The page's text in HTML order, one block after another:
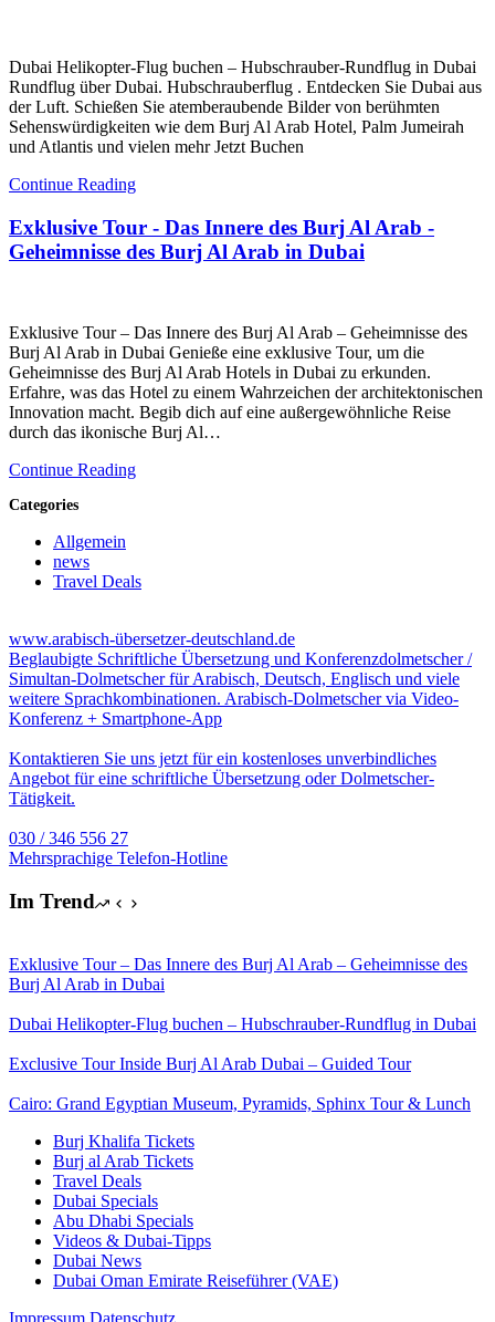
Dubai Helikopter-Flug buchen – Hubschrauber-Rundflug in Dubai
Rundflug über Dubai. Hubschrauberflug . Entdecken Sie Dubai aus
der Luft. Schießen Sie atemberaubende Bilder von berühmten
Sehenswürdigkeiten wie dem Burj Al Arab Hotel, Palm Jumeirah
und Atlantis und vielen mehr Jetzt Buchen
Continue Reading
Exklusive Tour - Das Innere des Burj Al Arab -
Geheimnisse des Burj Al Arab in Dubai
Exklusive Tour – Das Innere des Burj Al Arab – Geheimnisse des
Burj Al Arab in Dubai Genieße eine exklusive Tour, um die
Geheimnisse des Burj Al Arab Hotels in Dubai zu erkunden.
Erfahre, was das Hotel zu einem Wahrzeichen der architektonischen
Innovation macht. Begib dich auf eine außergewöhnliche Reise
durch das ikonische Burj Al…
Continue Reading
Categories
Allgemein
news
Travel Deals
www.arabisch-übersetzer-deutschland.de
Beglaubigte Schriftliche Übersetzung und Konferenzdolmetscher /
Simultan-Dolmetscher für Arabisch, Deutsch, Englisch und viele
weitere Sprachkombinationen. Arabisch-Dolmetscher via Video-
Konferenz + Smartphone-App
Kontaktieren Sie uns jetzt für ein kostenloses unverbindliches
Angebot für eine schriftliche Übersetzung oder Dolmetscher-
Tätigkeit.
030 / 346 556 27
Mehrsprachige Telefon-Hotline
Im Trend
Exklusive Tour – Das Innere des Burj Al Arab – Geheimnisse des
Burj Al Arab in Dubai
Dubai Helikopter-Flug buchen – Hubschrauber-Rundflug in Dubai
Exclusive Tour Inside Burj Al Arab Dubai – Guided Tour
Cairo: Grand Egyptian Museum, Pyramids, Sphinx Tour & Lunch
Burj Khalifa Tickets
Burj al Arab Tickets
Travel Deals
Dubai Specials
Abu Dhabi Specials
Videos & Dubai-Tipps
Dubai News
Dubai Oman Emirate Reiseführer (VAE)
Impressum Datenschutz